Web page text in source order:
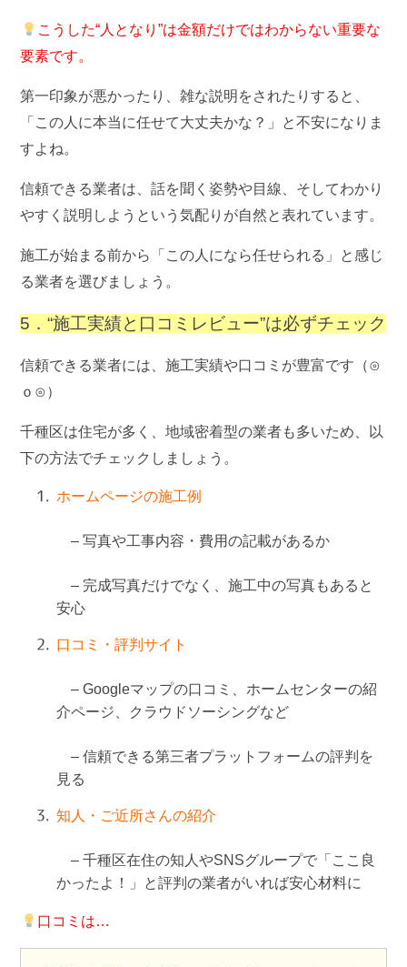
こうした“人となり”は金額だけではわからない重要な
要素です。
第一印象が悪かったり、雑な説明をされたりすると、
「この人に本当に任せて大丈夫かな？」と不安になりま
すよね。
信頼できる業者は、話を聞く姿勢や目線、そしてわかり
やすく説明しようという気配りが自然と表れています。
施工が始まる前から「この人になら任せられる」と感じ
る業者を選びましょう。
5．“施工実績と口コミレビュー”は必ずチェック
信頼できる業者には、施工実績や口コミが豊富です（⊙
ｏ⊙）
千種区は住宅が多く、地域密着型の業者も多いため、以
下の方法でチェックしましょう。
ホームページの施工例
– 写真や工事内容・費用の記載があるか
– 完成写真だけでなく、施工中の写真もあると
安心
口コミ・評判サイト
– Googleマップの口コミ、ホームセンターの紹
介ページ、クラウドソーシングなど
– 信頼できる第三者プラットフォームの評判を
見る
知人・ご近所さんの紹介
– 千種区在住の知人やSNSグループで「ここ良
かったよ！」と評判の業者がいれば安心材料に
口コミは…